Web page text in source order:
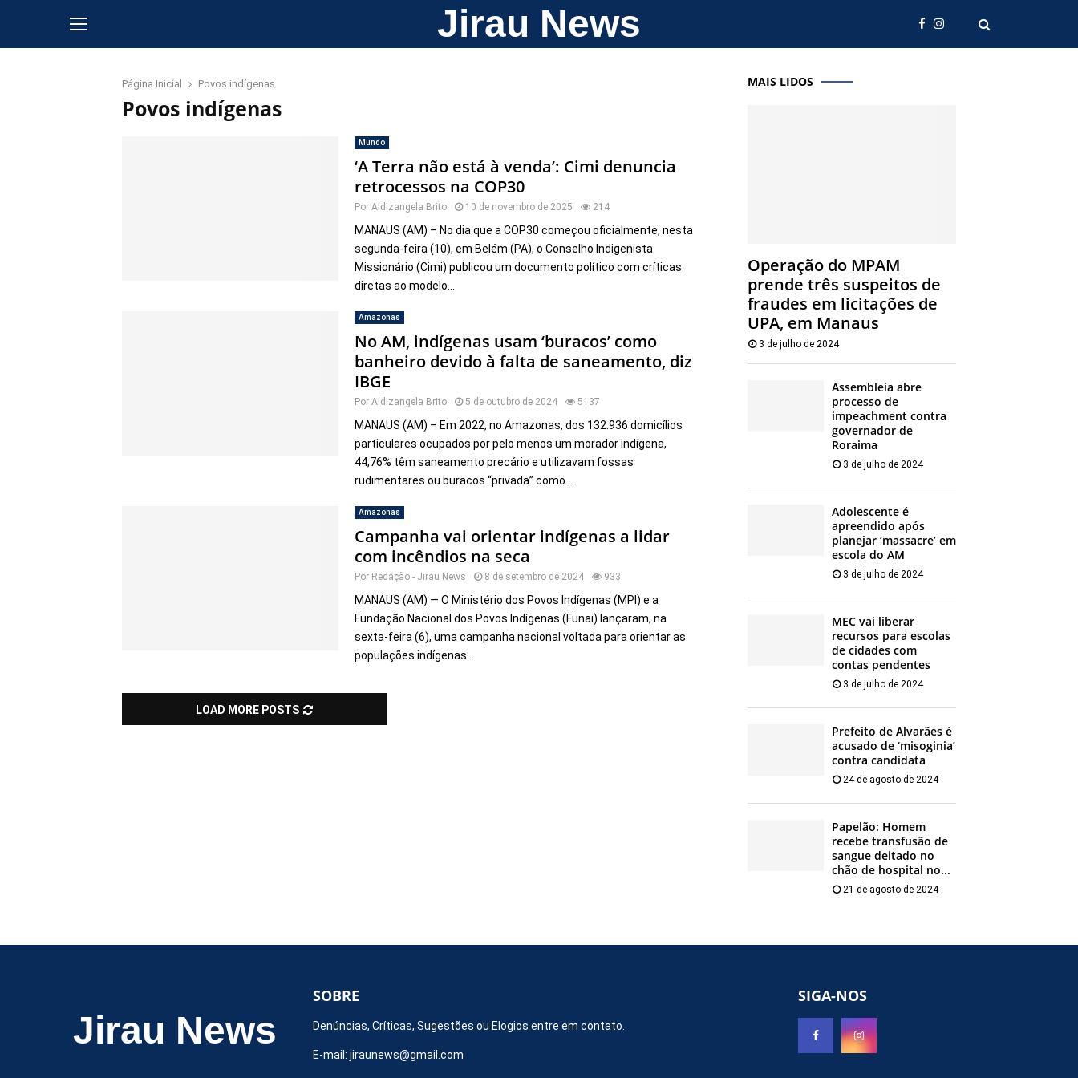
Jirau News
Página Inicial Povos indígenas
Povos indígenas
Mundo
‘A Terra não está à venda’: Cimi denuncia
retrocessos na COP30
Por Aldizangela Brito 10 de novembro de 2025 214
MANAUS (AM) – No dia que a COP30 começou oficialmente, nesta
segunda-feira (10), em Belém (PA), o Conselho Indigenista
Missionário (Cimi) publicou um documento político com críticas
diretas ao modelo...
Amazonas
No AM, indígenas usam ‘buracos’ como
banheiro devido à falta de saneamento, diz
IBGE
Por Aldizangela Brito 5 de outubro de 2024 5137
MANAUS (AM) – Em 2022, no Amazonas, dos 132.936 domicílios
particulares ocupados por pelo menos um morador indígena,
44,76% têm saneamento precário e utilizavam fossas
rudimentares ou buracos “privada” como...
Amazonas
Campanha vai orientar indígenas a lidar
com incêndios na seca
Por Redação - Jirau News 8 de setembro de 2024 933
MANAUS (AM) — O Ministério dos Povos Indígenas (MPI) e a
Fundação Nacional dos Povos Indígenas (Funai) lançaram, na
sexta-feira (6), uma campanha nacional voltada para orientar as
populações indígenas...
LOAD MORE POSTS
MAIS LIDOS
Operação do MPAM
prende três suspeitos de
fraudes em licitações de
UPA, em Manaus
3 de julho de 2024
Assembleia abre
processo de
impeachment contra
governador de
Roraima
3 de julho de 2024
Adolescente é
apreendido após
planejar ‘massacre’ em
escola do AM
3 de julho de 2024
MEC vai liberar
recursos para escolas
de cidades com
contas pendentes
3 de julho de 2024
Prefeito de Alvarães é
acusado de ‘misoginia’
contra candidata
24 de agosto de 2024
Papelão: Homem
recebe transfusão de
sangue deitado no
chão de hospital no...
21 de agosto de 2024
Jirau News
SOBRE
Denúncias, Críticas, Sugestões ou Elogios entre em contato.
E-mail: jiraunews@gmail.com
SIGA-NOS